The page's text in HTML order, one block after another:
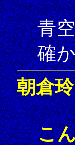
青
確
朝倉玲
こ